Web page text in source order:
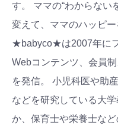
す。 ママの“わからない
変えて、ママのハッピ
★babyco★は2007年に
Webコンテンツ、会員
を発信。 小児科医や助
などを研究している大
か、保育士や栄養士な